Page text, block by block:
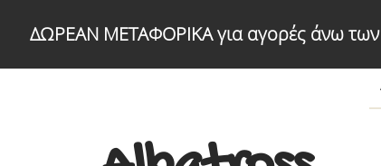
ΔΩΡΕΑΝ ΜΕΤΑΦΟΡΙΚΑ για αγορές άνω των